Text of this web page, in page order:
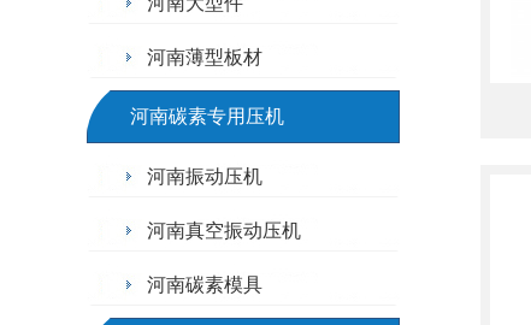
河南薄型板材
河南碳素专用压机
河南振动压机
河南真空振动压机
河南碳素模具